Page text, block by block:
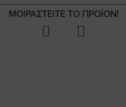
ΜΟΙΡΑΣΤΕΙΤΕ ΤΟ ΠΡΟΪΟΝ!